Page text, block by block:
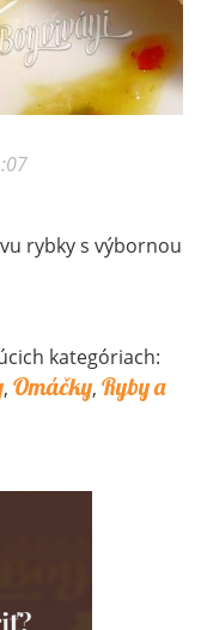
rybky s výbornou
kategóriach:
, Omáčky, Ryby a